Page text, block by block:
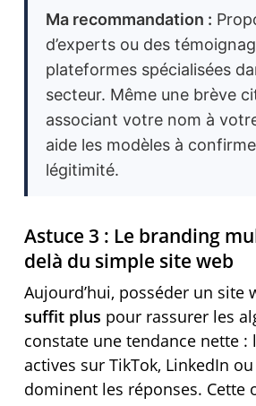
Ma recommandation :
d’experts ou des
plateformes spécialisées
secteur. Même une brève
associant votre nom à
aide les modèles à
légitimité.
Astuce 3 : Le branding
delà du simple site web
Aujourd’hui, posséder un site
suffit plus pour rassurer les
constate une tendance nette :
actives sur TikTok, LinkedIn
dominent les réponses. Cette